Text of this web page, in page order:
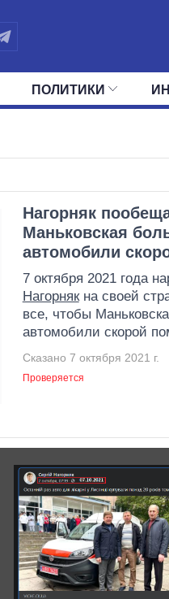
ПОЛИТИКИ
Нагорняк
Маньковская
автомобили
7 октября 2021 года
Нагорнякна своей
все, чтобы
автомобили скорой
Сказано 7 октября 2021 г.
Проверяется